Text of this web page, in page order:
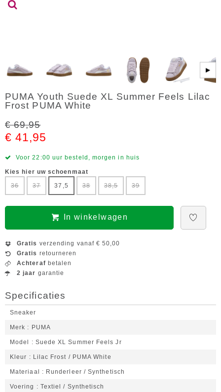
▶
PUMA Youth Suede XL Summer Feels Lilac
Frost PUMA White
€ 69,95
€ 41,95
Voor 22:00 uur besteld, morgen in huis
Kies hier uw schoenmaat
36
37 37,5 38 38,5 39
In winkelwagen
Gratis verzending vanaf € 50,00
Gratis retourneren
Achteraf betalen
2 jaar garantie
Specificaties
Sneaker
Merk PUMA
Model Suede XL Summer Feels Jr
Kleur Lilac Frost / PUMA White
Materiaal Runderleer / Synthetisch
Voering Textiel / Synthetisch